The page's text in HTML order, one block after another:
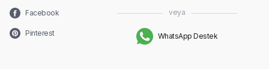
Facebook
Pinterest
veya
WhatsApp Destek